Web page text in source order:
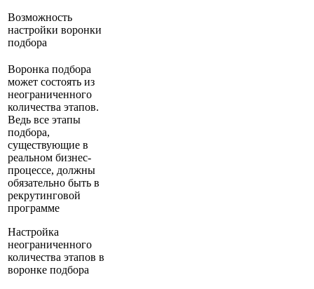
Возможность
настройки воронки
подбора
Воронка подбора
может состоять из
неограниченного
количества этапов.
Ведь все этапы
подбора,
существующие в
реальном бизнес-
процессе, должны
обязательно быть в
рекрутинговой
программе
Настройка
неограниченного
количества этапов в
воронке подбора